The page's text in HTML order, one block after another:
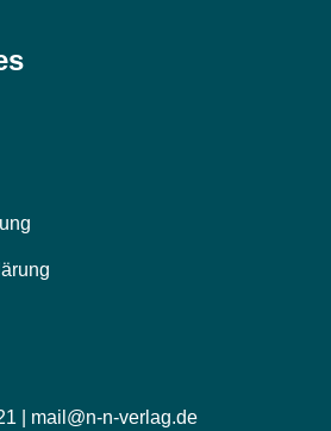
| mail@n-n-verlag.de